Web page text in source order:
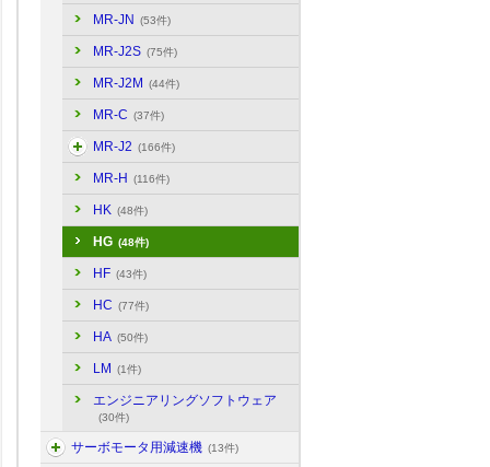
MR-JN (53件)
MR-J2S (75件)
MR-J2M (44件)
MR-C (37件)
MR-J2 (166件)
MR-H (116件)
HK (48件)
HG (48件)
HF (43件)
HC (77件)
HA (50件)
LM (1件)
エンジニアリングソフトウェア
(30件)
サーボモータ用減速機 (13件)